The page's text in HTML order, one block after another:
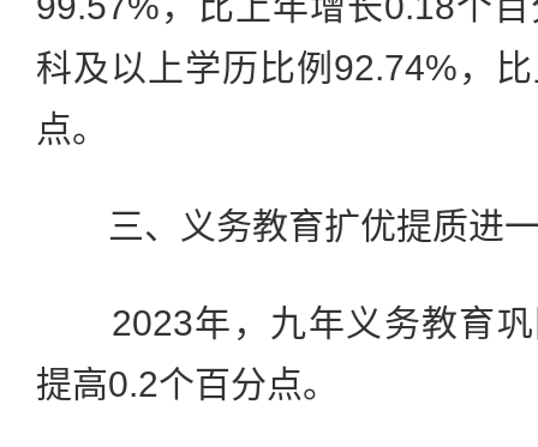
科及以上学历比例92.74%，
点。
三、义务教育扩优提质进
2023年，九年义务教育巩
提高0.2个百分点。